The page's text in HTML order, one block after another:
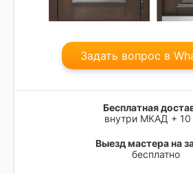
Задать вопрос в
Бесплатная
внутри МКАД +
Выезд мастера на
бесплатно